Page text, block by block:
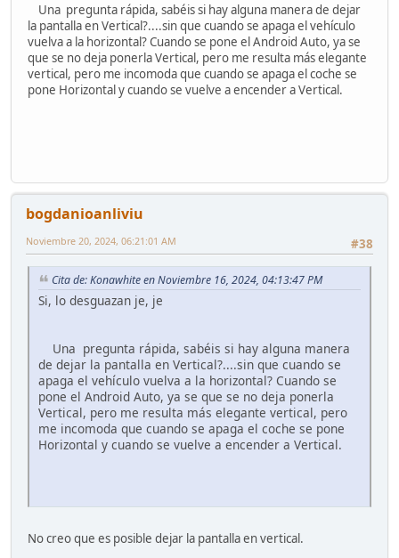
Una pregunta rápida, sabéis si hay alguna manera de dejar
la pantalla en Vertical?....sin que cuando se apaga el vehículo
vuelva a la horizontal? Cuando se pone el Android Auto, ya se
que se no deja ponerla Vertical, pero me resulta más elegante
vertical, pero me incomoda que cuando se apaga el coche se
pone Horizontal y cuando se vuelve a encender a Vertical.
bogdanioanliviu
#38
Noviembre 20, 2024, 06:21:01 AM
Cita de: Konawhite en Noviembre 16, 2024, 04:13:47 PM
Si, lo desguazan je, je
Una pregunta rápida, sabéis si hay alguna manera
de dejar la pantalla en Vertical?....sin que cuando se
apaga el vehículo vuelva a la horizontal? Cuando se
pone el Android Auto, ya se que se no deja ponerla
Vertical, pero me resulta más elegante vertical, pero
me incomoda que cuando se apaga el coche se pone
Horizontal y cuando se vuelve a encender a Vertical.
No creo que es posible dejar la pantalla en vertical.